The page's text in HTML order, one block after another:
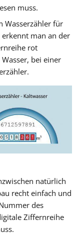
muss.
Wasserzähler für
man an der
rot
bei einer
natürlich
recht einfach und
des
Ziffernreihe